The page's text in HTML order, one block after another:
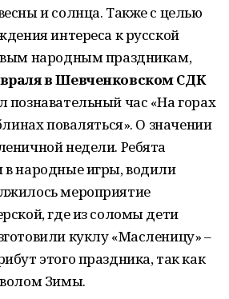
и солнца. Также с целью
интереса к русской
народным праздникам,
вШевченковскомСДК
познавательный час «На горах
поваляться». О значении
недели. Ребята
народные игры, водили
мероприятие
где из соломы дети
куклу «Масленицу» –
этого праздника, так как
Зимы.